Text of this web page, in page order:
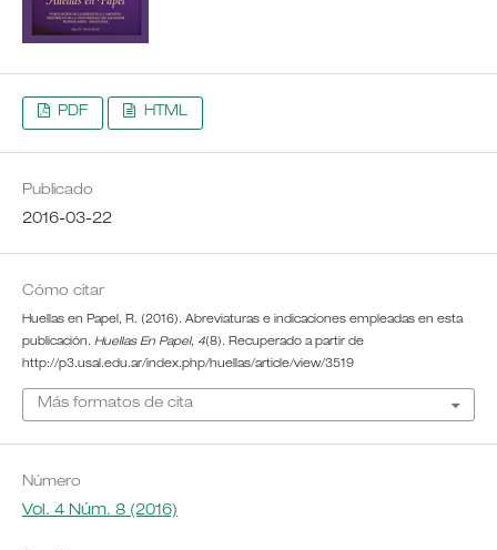
PDF HTML
Publicado
2016-03-22
Cómo citar
Huellas en Papel, R. (2016). Abreviaturas e indicaciones empleadas en esta
publicación. Huellas En Papel, 4(8). Recuperado a partir de
http://p3.usal.edu.ar/index.php/huellas/article/view/3519
Más formatos de cita
Número
Vol. 4 Núm. 8 (2016)